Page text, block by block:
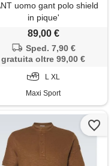
uomo gant polo shield
in pique'
89,00 €
Sped. 7,90 €
gratuita oltre 99,00 €
L XL
Maxi Sport